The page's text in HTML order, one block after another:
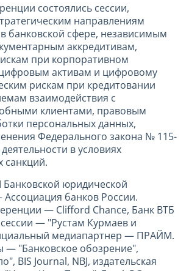
состоялись сессии,
направлениям
банковской сфере, независимым
аккредитивам,
при корпоративном
активам и цифровому
рискам при кредитовании
взаимодействия с
клиентами, правовым
персональных данных,
Федерального закона № 115-
в условиях
санкций.
Банковской юридической
банков России.
— Clifford Chance, Банк ВТБ
— "Рустам Курмаев и
медиапартнер — ПРАЙМ.
— "Банковское обозрение",
BIS Journal, NBJ, издательская